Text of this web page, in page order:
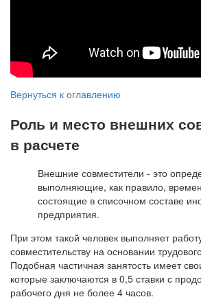
Вернуться к оглавлению
Роль и место внешних
в расчете
Внешние совместители - это
выполняющие, как правило,
состоящие в списочном составе
предприятия.
При этом такой человек выполняет
совместительству на основании
Подобная частичная занятость имеет
которые заключаются в 0,5 ставки с
рабочего дня не более 4 часов.